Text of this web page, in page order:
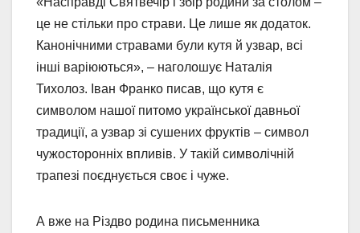
це не стільки про страви. Це лише як додаток.
Канонічними стравами були кутя й узвар, всі
інші варіюються», – наголошує Наталія
Тихолоз. Іван Франко писав, що кутя є
символом нашої питомо української давньої
традиції, а узвар зі сушених фруктів – символ
чужосторонніх впливів. У такій символічній
трапезі поєднується своє і чуже.
А вже на Різдво родина письменника